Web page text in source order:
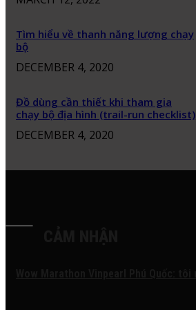
Tìm hiểu về thanh năng lượng chạy
bộ
DECEMBER 4, 2020
Đồ dùng cần thiết khi tham gia
chạy bộ địa hình (trail-run checklist)
DECEMBER 4, 2020